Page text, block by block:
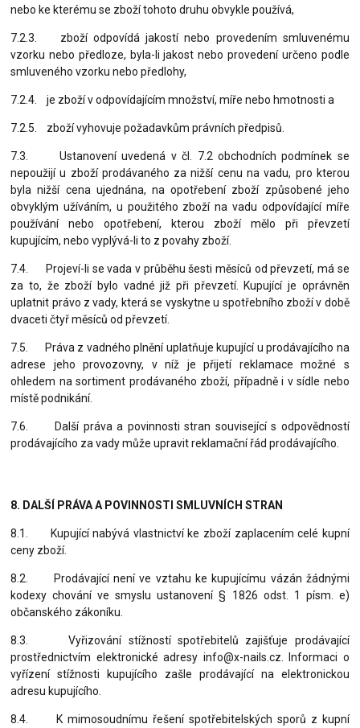
nebo ke kterému se zboží tohoto druhu obvykle používá,
7.2.3. zboží odpovídá jakostí nebo provedením smluvenému
vzorku nebo předloze, byla-li jakost nebo provedení určeno podle
smluveného vzorku nebo předlohy,
7.2.4. je zboží v odpovídajícím množství, míře nebo hmotnosti a
7.2.5. zboží vyhovuje požadavkům právních předpisů.
7.3. Ustanovení uvedená v čl. 7.2 obchodních podmínek se
nepoužijí u zboží prodávaného za nižší cenu na vadu, pro kterou
byla nižší cena ujednána, na opotřebení zboží způsobené jeho
obvyklým užíváním, u použitého zboží na vadu odpovídající míře
používání nebo opotřebení, kterou zboží mělo při převzetí
kupujícím, nebo vyplývá-li to z povahy zboží.
7.4. Projeví-li se vada v průběhu šesti měsíců od převzetí, má se
za to, že zboží bylo vadné již při převzetí. Kupující je oprávněn
uplatnit právo z vady, která se vyskytne u spotřebního zboží v době
dvaceti čtyř měsíců od převzetí.
7.5. Práva z vadného plnění uplatňuje kupující u prodávajícího na
adrese jeho provozovny, v níž je přijetí reklamace možné s
ohledem na sortiment prodávaného zboží, případně i v sídle nebo
místě podnikání.
7.6. Další práva a povinnosti stran související s odpovědností
prodávajícího za vady může upravit reklamační řád prodávajícího.
8. DALŠÍ PRÁVA A POVINNOSTI SMLUVNÍCH STRAN
8.1. Kupující nabývá vlastnictví ke zboží zaplacením celé kupní
ceny zboží.
8.2. Prodávající není ve vztahu ke kupujícímu vázán žádnými
kodexy chování ve smyslu ustanovení § 1826 odst. 1 písm. e)
občanského zákoníku.
8.3. Vyřizování stížností spotřebitelů zajišťuje prodávající
prostřednictvím elektronické adresy info@x-nails.cz. Informaci o
vyřízení stížnosti kupujícího zašle prodávající na elektronickou
adresu kupujícího.
8.4. K mimosoudnímu řešení spotřebitelských sporů z kupní